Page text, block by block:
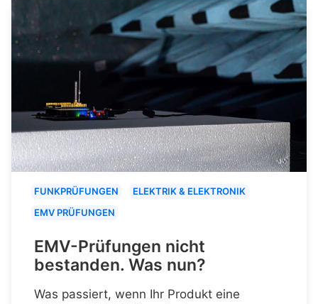
FUNKPRÜFUNGEN
ELEKTRIK & ELEKTRONIK
EMV PRÜFUNGEN
EMV-Prüfungen nicht
bestanden. Was nun?
Was passiert, wenn Ihr Produkt eine